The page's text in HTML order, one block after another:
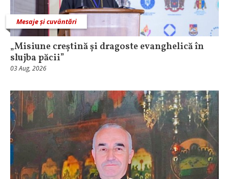
Mesaje și cuvântări
„Misiune creștină și dragoste evanghelică în
slujba păcii”
03 Aug, 2026